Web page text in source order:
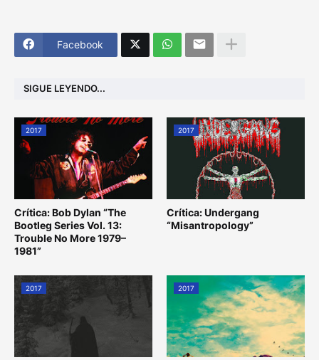
Facebook
SIGUE LEYENDO...
2017
Crítica: Bob Dylan “The
Bootleg Series Vol. 13:
Trouble No More 1979–
1981”
2017
Crítica: Undergang
“Misantropology”
2017 2017